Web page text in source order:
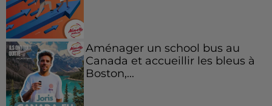
Aménager un school bus au
Canada et accueillir les bleus à
Boston,...